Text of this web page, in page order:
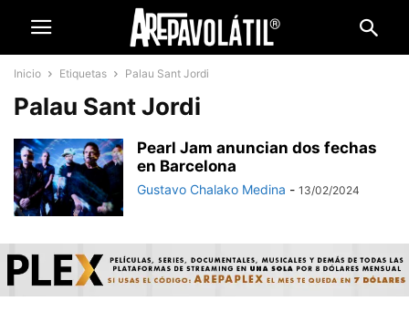
Inicio Etiquetas Palau Sant Jordi
Palau Sant Jordi
Pearl Jam anuncian dos fechas
en Barcelona
Gustavo Chalako Medina - 13/02/2024